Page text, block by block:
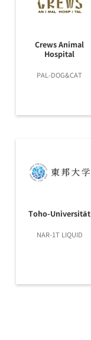
Crews Animal
Hospital
PAL-DOG&CAT
Toho-Universität
NAR-1T LIQUID